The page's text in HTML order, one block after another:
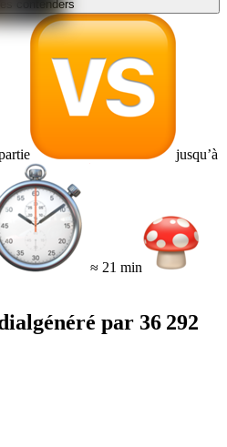
contenders
jusqu’à
≈ 21 min
généré par 36 292